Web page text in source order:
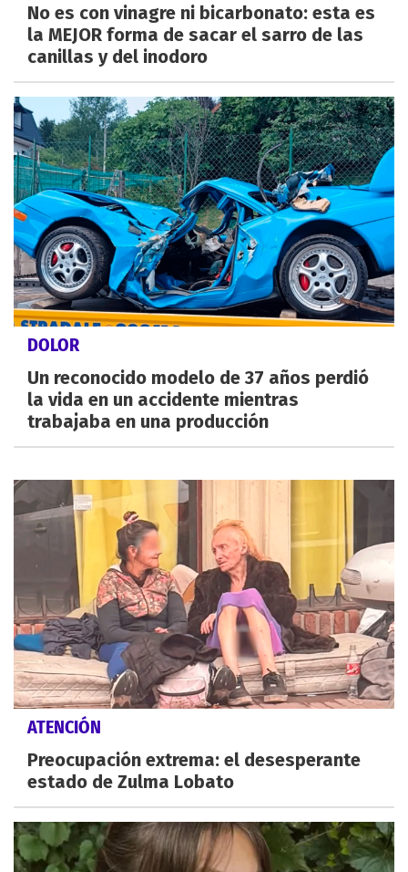
No es con vinagre ni bicarbonato: esta es
la MEJOR forma de sacar el sarro de las
canillas y del inodoro
DOLOR
Un reconocido modelo de 37 años perdió
la vida en un accidente mientras
trabajaba en una producción
ATENCIÓN
Preocupación extrema: el desesperante
estado de Zulma Lobato